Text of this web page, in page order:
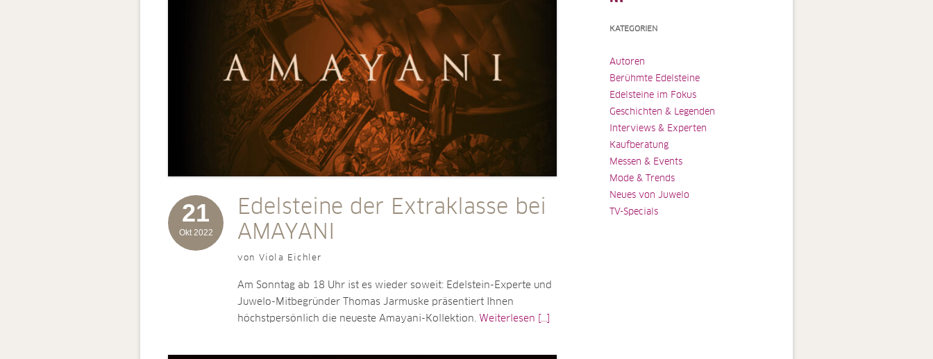
21
Okt 2022
Edelsteine der Extraklasse bei
AMAYANI
von Viola Eichler
Am Sonntag ab 18 Uhr ist es wieder soweit: Edelstein-Experte und
Juwelo-Mitbegründer Thomas Jarmuske präsentiert Ihnen
höchstpersönlich die neueste Amayani-Kollektion. Weiterlesen [...]
KATEGORIEN
Autoren
Berühmte Edelsteine
Edelsteine im Fokus
Geschichten & Legenden
Interviews & Experten
Kaufberatung
Messen & Events
Mode & Trends
Neues von Juwelo
TV-Specials